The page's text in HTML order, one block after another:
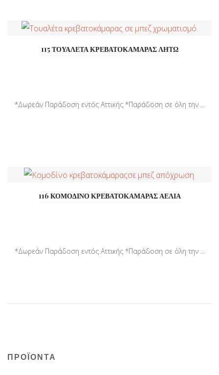
115 ΤΟΥΑΛΕΤΑ ΚΡΕΒΑΤΟΚΑΜΑΡΑΣ ΛΗΤΩ
*Δωρεάν Παράδοση εντός Αττικής *Παράδοση σε όλη την ...
116 ΚΟΜΟΔΙΝΟ ΚΡΕΒΑΤΟΚΑΜΑΡΑΣ ΑΕΛΙΑ
*Δωρεάν Παράδοση εντός Αττικής *Παράδοση σε όλη την ...
ΠΡΟΪΟΝΤΑ